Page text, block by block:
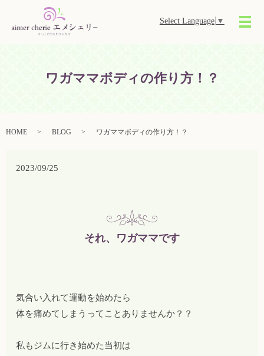
Select Language ▼
メ
ワガママボディの作り方！？
HOME BLOG ワガママボディの作り方！？
2023/09/25
それ、ワガママです
気合い入れて運動を始めたら
体を痛めてしまうってことありませんか？？
私もジムに行き始めた当初は